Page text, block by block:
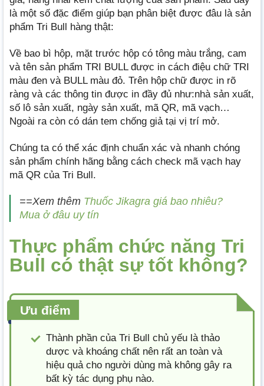
là một số đặc điểm giúp bạn phân biệt được đâu là sản
phẩm Tri Bull hàng thật:
Về bao bì hộp, mặt trước hộp có tông màu trắng, cam
và tên sản phẩm TRI BULL được in cách điệu chữ TRI
màu đen và BULL màu đỏ. Trên hộp chữ được in rõ
ràng và các thông tin được in đầy đủ như:nhà sản xuất,
số lô sản xuất, ngày sản xuất, mã QR, mã vạch…
Ngoài ra còn có dán tem chống giả tại vị trí mở.
Chúng ta có thể xác định chuẩn xác và nhanh chóng
sản phẩm chính hãng bằng cách check mã vạch hay
mã QR của Tri Bull.
==Xem thêm Thuốc Jikagra giá bao nhiêu?
Mua ở đâu uy tín
Thực phẩm chức năng Tri
Bull có thật sự tốt không?
Ưu điểm
Thành phần của Tri Bull chủ yếu là thảo
dược và khoáng chất nên rất an toàn và
hiệu quả cho người dùng mà không gây ra
bất kỳ tác dụng phụ nào.